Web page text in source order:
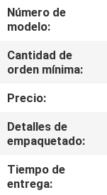
VIAJE
DE
LA
CONTROL
CALIDAD
Número de
modelo:
Cantidad de
orden mínima:
Precio:
Detalles de
empaquetado:
Tiempo de
entrega: